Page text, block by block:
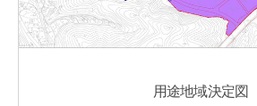
用途地域決定図